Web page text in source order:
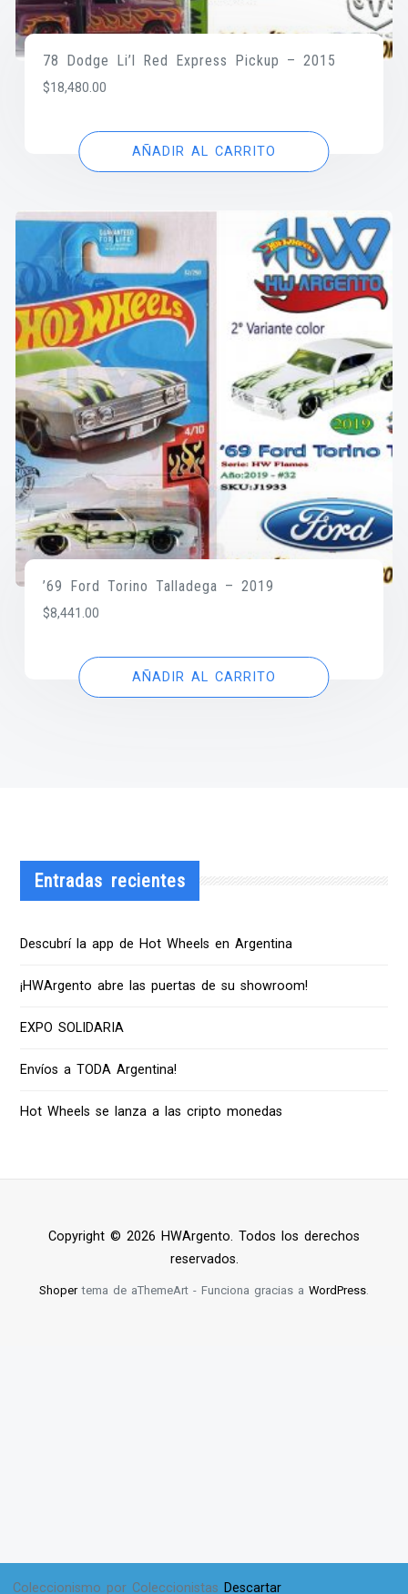
Coleccionismo por Coleccionistas Descartar
78 Dodge Li’l Red Express Pickup – 2015
$18,480.00
AÑADIR AL CARRITO
’69 Ford Torino Talladega – 2019
$8,441.00
AÑADIR AL CARRITO
Entradas recientes
Descubrí la app de Hot Wheels en Argentina
¡HWArgento abre las puertas de su showroom!
EXPO SOLIDARIA
Envíos a TODA Argentina!
Hot Wheels se lanza a las cripto monedas
Copyright © 2026 HWArgento. Todos los derechos
reservados.
Shopertema de aThemeArt - Funciona gracias a WordPress